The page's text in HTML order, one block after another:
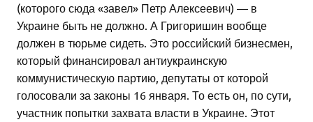
(которого сюда «завел» Петр Алексеевич) — в
Украине быть не должно. А Григоришин вообще
должен в тюрьме сидеть. Это российский бизнесмен,
который финансировал антиукраинскую
коммунистическую партию, депутаты от которой
голосовали за законы 16 января. То есть он, по сути,
участник попытки захвата власти в Украине. Этот